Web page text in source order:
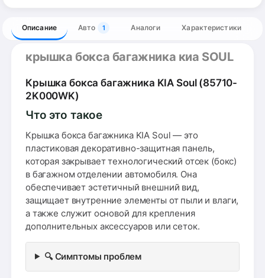
Описание Авто 1 Аналоги Характеристики
крышка бокса багажника киа SOUL
Крышка бокса багажника KIA Soul (85710-
2K000WK)
Что это такое
Крышка бокса багажника KIA Soul — это
пластиковая декоративно-защитная панель,
которая закрывает технологический отсек (бокс)
в багажном отделении автомобиля. Она
обеспечивает эстетичный внешний вид,
защищает внутренние элементы от пыли и влаги,
а также служит основой для крепления
дополнительных аксессуаров или сеток.
🔍 Симптомы проблем